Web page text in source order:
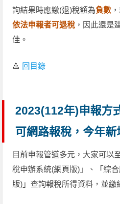
詢結果時應繳(退)稅額為負數
依法申報者可退稅 ，因此還是
佳。
🔺 回目錄
2023(112年)申報方
可網路報稅，今年
目前申報管道多元，大家可以
稅申辦系統(網頁版)」、「綜
版)」查詢報稅所得資料，並繳